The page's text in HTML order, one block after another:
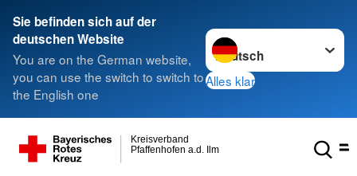
Sie befinden sich auf der
deutschen Website
You are on the German website,
you can use the switch to switch to
the English one
Sprache wechseln zu
Alles klar
Pfaffenhofen a.d. Ilm
Kreisverband